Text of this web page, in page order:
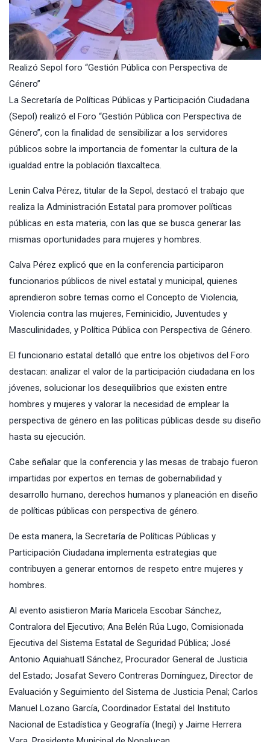
Realizó Sepol foro “Gestión Pública con Perspectiva de
Género”
La Secretaría de Políticas Públicas y Participación Ciudadana
(Sepol) realizó el Foro “Gestión Pública con Perspectiva de
Género”, con la finalidad de sensibilizar a los servidores
públicos sobre la importancia de fomentar la cultura de la
igualdad entre la población tlaxcalteca.
Lenin Calva Pérez, titular de la Sepol, destacó el trabajo que
realiza la Administración Estatal para promover políticas
públicas en esta materia, con las que se busca generar las
mismas oportunidades para mujeres y hombres.
Calva Pérez explicó que en la conferencia participaron
funcionarios públicos de nivel estatal y municipal, quienes
aprendieron sobre temas como el Concepto de Violencia,
Violencia contra las mujeres, Feminicidio, Juventudes y
Masculinidades, y Política Pública con Perspectiva de Género.
El funcionario estatal detalló que entre los objetivos del Foro
destacan: analizar el valor de la participación ciudadana en los
jóvenes, solucionar los desequilibrios que existen entre
hombres y mujeres y valorar la necesidad de emplear la
perspectiva de género en las políticas públicas desde su diseño
hasta su ejecución.
Cabe señalar que la conferencia y las mesas de trabajo fueron
impartidas por expertos en temas de gobernabilidad y
desarrollo humano, derechos humanos y planeación en diseño
de políticas públicas con perspectiva de género.
De esta manera, la Secretaría de Políticas Públicas y
Participación Ciudadana implementa estrategias que
contribuyen a generar entornos de respeto entre mujeres y
hombres.
Al evento asistieron María Maricela Escobar Sánchez,
Contralora del Ejecutivo; Ana Belén Rúa Lugo, Comisionada
Ejecutiva del Sistema Estatal de Seguridad Pública; José
Antonio Aquiahuatl Sánchez, Procurador General de Justicia
del Estado; Josafat Severo Contreras Domínguez, Director de
Evaluación y Seguimiento del Sistema de Justicia Penal; Carlos
Manuel Lozano García, Coordinador Estatal del Instituto
Nacional de Estadística y Geografía (Inegi) y Jaime Herrera